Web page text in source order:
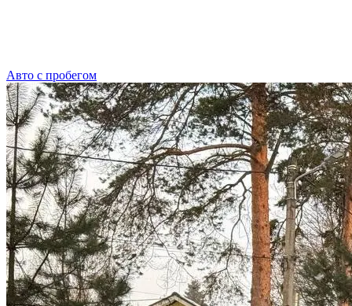
Авто с пробегом